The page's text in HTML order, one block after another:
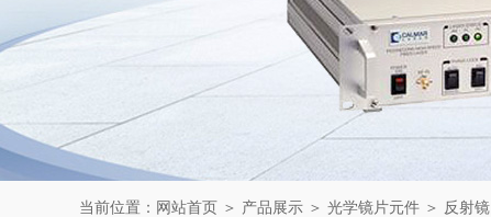
当前位置： 网站首页 ＞ 产品展示 ＞ 光学镜片元件 ＞ 反射镜